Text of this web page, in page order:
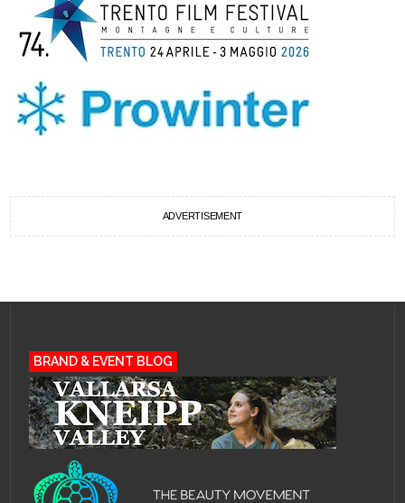
ADVERTISEMENT
BRAND & EVENT BLOG